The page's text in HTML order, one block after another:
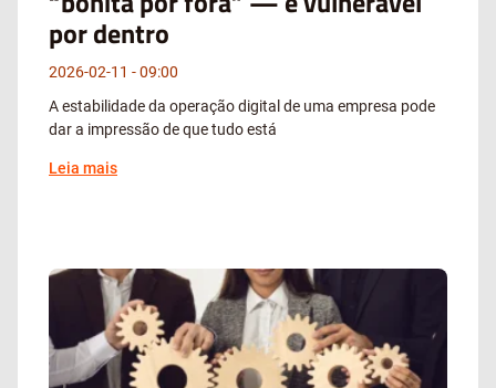
por dentro
2026-02-11
09:00
A estabilidade da operação digital de uma empresa pode
dar a impressão de que tudo está
Leia mais